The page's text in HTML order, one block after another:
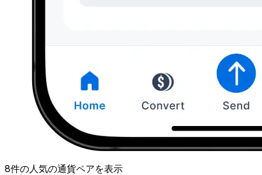
8件の人気の通貨ペアを表示